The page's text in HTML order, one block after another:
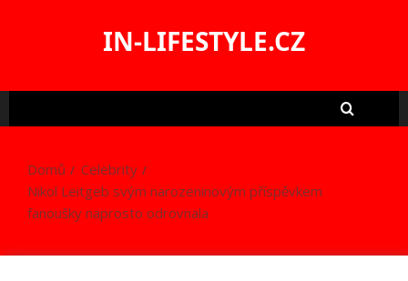
IN-LIFESTYLE.CZ
Domů
Celebrity
Nikol Leitgeb svým narozeninovým příspěvkem
fanoušky naprosto odrovnala